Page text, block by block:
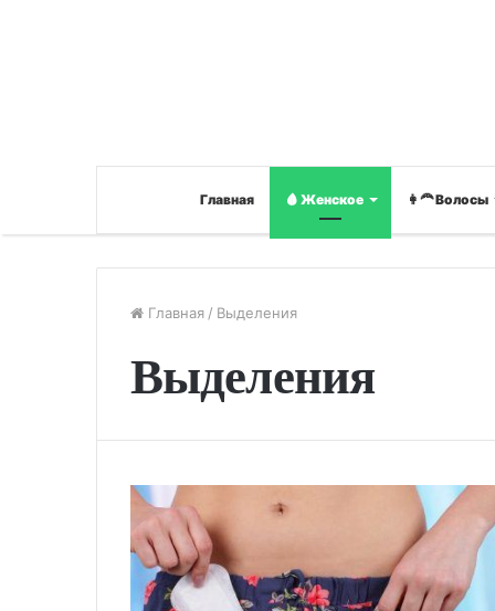
Главная 🩸 Женское 👩‍🦰 Волосы
Главная / Выделения
Выделения